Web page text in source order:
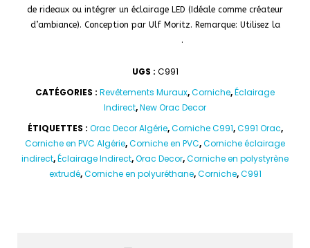
de rideaux ou intégrer un éclairage LED (Idéale comme créateur
d’ambiance). Conception par Ulf Moritz. Remarque: Utilisez la
.
UGS : C991
CATÉGORIES : Revêtements Muraux,Corniche,Éclairage
Indirect,New Orac Decor
ÉTIQUETTES : Orac Decor Algérie,Corniche C991,C991 Orac,
Corniche en PVC Algérie,Corniche en PVC,Corniche éclairage
indirect,Éclairage Indirect,Orac Decor,Corniche en polystyrène
extrudé,Corniche en polyuréthane,Corniche,C991